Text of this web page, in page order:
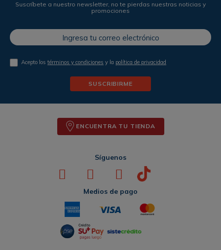
Suscríbete a nuestro newsletter, no te pierdas nuestras noticias y
promociones
Acepto lostérminos y condiciones y la política de privacidad
SUSCRIBIRME
ENCUENTRA TU TIENDA
Síguenos
Medios de pago